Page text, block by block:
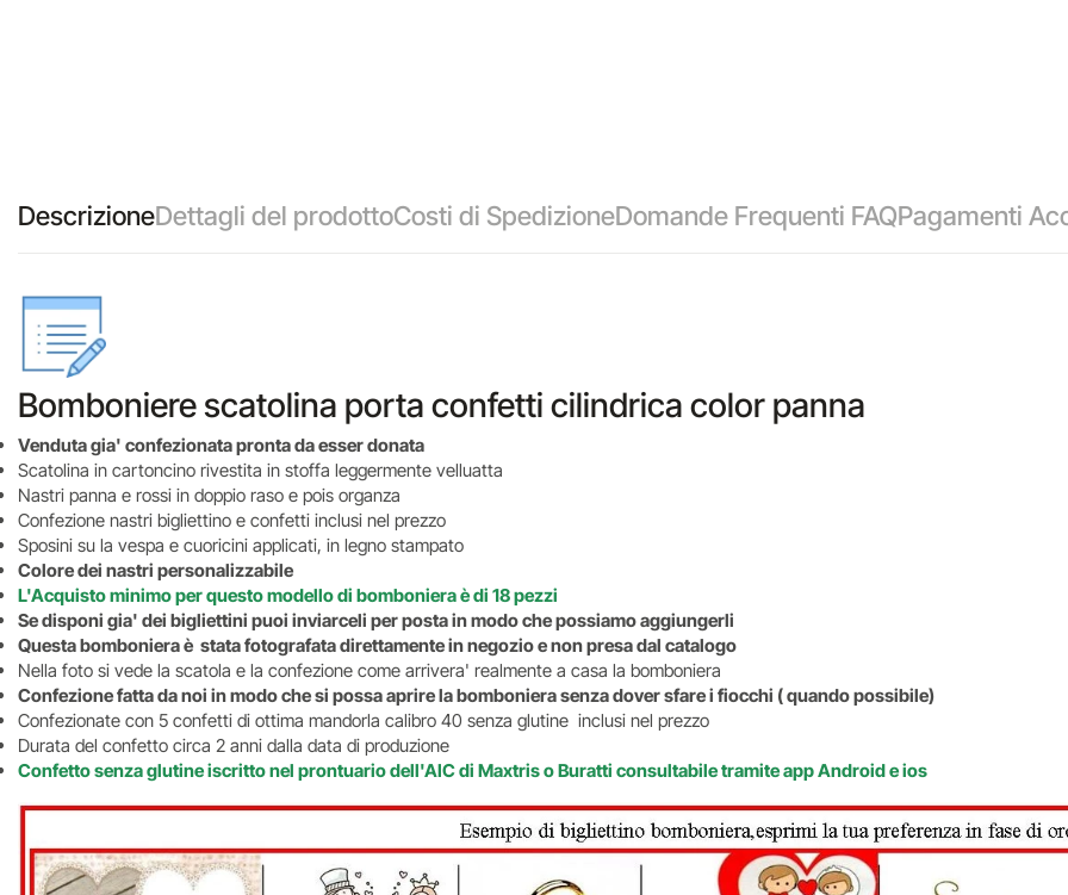
DescrizioneDettagli del prodottoCosti di SpedizioneDomande Frequenti FAQPagamenti
Bomboniere scatolina porta confetti cilindrica color panna
Venduta gia' confezionata pronta da esser donata
Scatolina in cartoncino rivestita in stoffa leggermente velluatta
Nastri panna e rossi in doppio raso e pois organza
Confezione nastri bigliettino e confetti inclusi nel prezzo
Sposini su la vespa e cuoricini applicati, in legno stampato
Colore dei nastri personalizzabile
L'Acquisto minimo per questo modello di bomboniera è di 18 pezzi
Se disponi gia' dei bigliettini puoi inviarceli per posta in modo che possiamo aggiungerli
Questa bomboniera è stata fotografata direttamente in negozio e non presa dal catalogo
Nella foto si vede la scatola e la confezione come arrivera' realmente a casa la bomboniera
Confezione fatta da noi in modo che si possa aprire la bomboniera senza dover sfare i fiocchi ( quando possibile)
Confezionate con 5 confetti di ottima mandorla calibro 40 senza glutine inclusi nel prezzo
Durata del confetto circa 2 anni dalla data di produzione
Confetto senza glutine iscritto nel prontuario dell'AIC di Maxtris o Buratti consultabile tramite app Android e ios